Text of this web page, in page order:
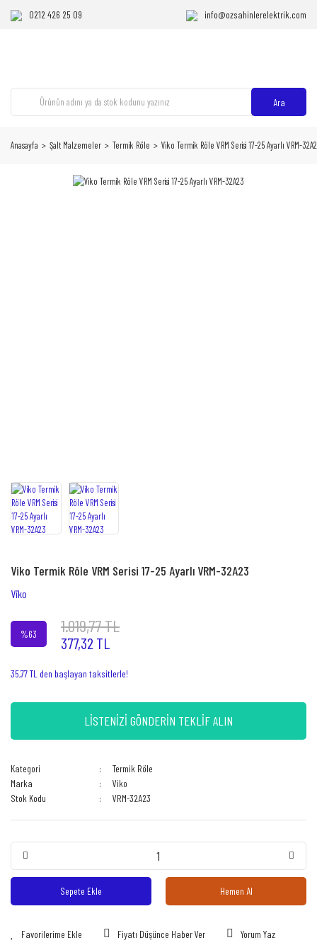
0212 426 25 09 info@ozsahinlerelektrik.com
Ara
Anasayfa Şalt Malzemeler Termik Röle Viko Termik Röle VRM Serisi 17-25 Ayarlı VRM-
Viko Termik Röle VRM Serisi 17-25 Ayarlı VRM-32A23
Viko
%63 1.019,77 TL
377,32 TL
35,77 TL den başlayan taksitlerle!
LİSTENİZİ GÖNDERİN TEKLİF ALIN
Kategori
Termik Röle
Marka
Viko
Stok Kodu
VRM-32A23
Sepete Ekle Hemen Al
Fiyatı Düşünce Haber Ver Yorum Yaz